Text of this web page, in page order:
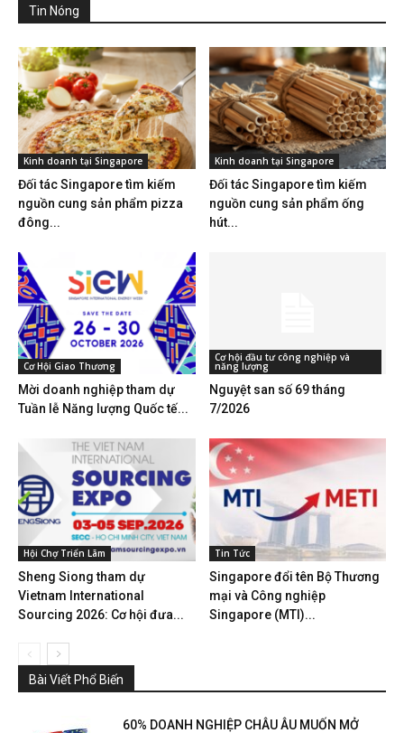
Tin Nóng
Kinh doanh tại Singapore
Đối tác Singapore tìm kiếm
nguồn cung sản phẩm pizza
đông...
Kinh doanh tại Singapore
Đối tác Singapore tìm kiếm
nguồn cung sản phẩm ống
hút...
Cơ Hội Giao Thương
Mời doanh nghiệp tham dự
Tuần lễ Năng lượng Quốc tế...
Cơ hội đầu tư công nghiệp và
năng lượng
Nguyệt san số 69 tháng
7/2026
Hội Chợ Triển Lãm
Sheng Siong tham dự
Vietnam International
Sourcing 2026: Cơ hội đưa...
Tin Tức
Singapore đổi tên Bộ Thương
mại và Công nghiệp
Singapore (MTI)...
Bài Viết Phổ Biến
60% DOANH NGHIỆP CHÂU ÂU MUỐN MỞ